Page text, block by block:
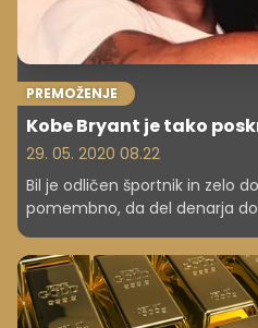
PREMOŽENJE
Kobe Bryant je tako
29. 05. 2020 08.22
Bil je odličen športnik in zelo
pomembno, da del denarja
...